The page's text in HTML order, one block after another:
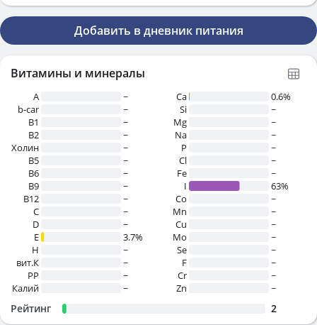
Добавить в дневник питания
Витамины и минералы
A
~
b-car
~
В1
~
B2
~
Холин
~
B5
~
B6
~
B9
~
B12
~
C
~
D
~
E
3.7%
H
~
вит.К
~
PP
~
Калий
~
Ca
0.6%
Si
~
Mg
~
Na
~
P
~
Cl
~
Fe
~
I
63%
Co
~
Mn
~
Cu
~
Mo
~
Se
~
F
~
Cr
~
Zn
~
Рейтинг 2